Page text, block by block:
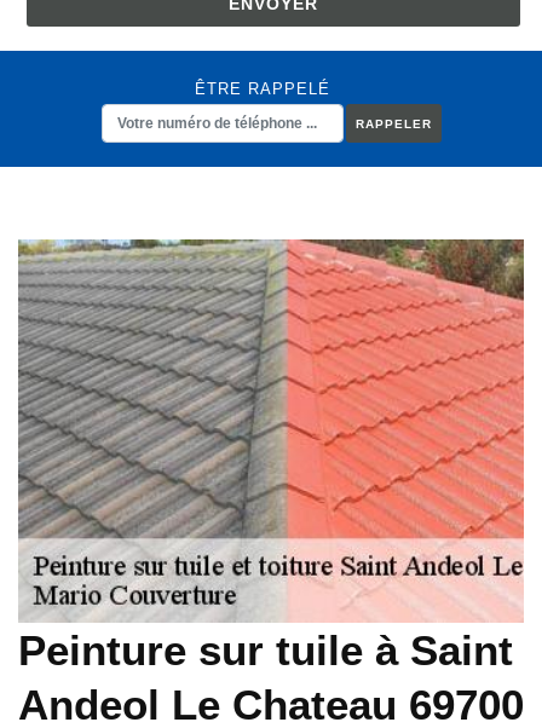
ÊTRE RAPPELÉ
Peinture sur tuile à Saint
Andeol Le Chateau 69700